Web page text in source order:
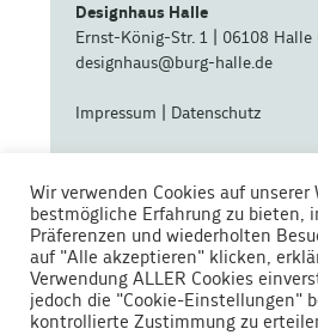
Designhaus Halle
Ernst-König-Str. 1 | 06108 Halle
designhaus@burg-halle.de
Impressum Datenschutz
Wir verwenden Cookies auf
bestmögliche Erfahrung zu bieten,
Präferenzen und wiederholten
auf "Alle akzeptieren" klicken,
Verwendung ALLER Cookies
jedoch die "Cookie-Einstellungen"
kontrollierte Zustimmung zu